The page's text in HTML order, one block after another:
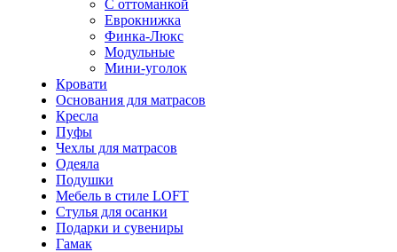
С оттоманкой
Еврокнижка
Финка-Люкс
Модульные
Мини-уголок
Кровати
Основания для матрасов
Кресла
Пуфы
Чехлы для матрасов
Одеяла
Подушки
Мебель в стиле LOFT
Стулья для осанки
Подарки и сувениры
Гамак